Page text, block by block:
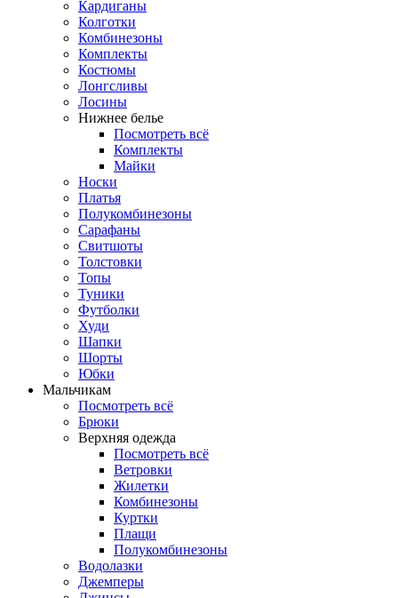
Кардиганы
Колготки
Комбинезоны
Комплекты
Костюмы
Лонгсливы
Лосины
Нижнее белье
Посмотреть всё
Комплекты
Майки
Носки
Платья
Полукомбинезоны
Сарафаны
Свитшоты
Толстовки
Топы
Туники
Футболки
Худи
Шапки
Шорты
Юбки
Мальчикам
Посмотреть всё
Брюки
Верхняя одежда
Посмотреть всё
Ветровки
Жилетки
Комбинезоны
Куртки
Плащи
Полукомбинезоны
Водолазки
Джемперы